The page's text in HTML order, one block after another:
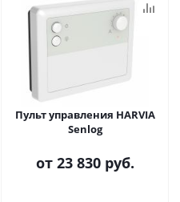
Пульт управления HARVIA
Senlog
от 23 830 руб.